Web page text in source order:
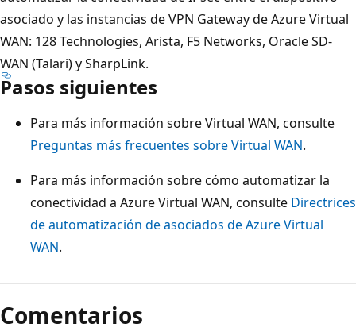
asociado y las instancias de VPN Gateway de Azure Virtual
WAN: 128 Technologies, Arista, F5 Networks, Oracle SD-
WAN (Talari) y SharpLink.
Pasos siguientes
Para más información sobre Virtual WAN, consulte
Preguntas más frecuentes sobre Virtual WAN.
Para más información sobre cómo automatizar la
conectividad a Azure Virtual WAN, consulte Directrices
de automatización de asociados de Azure Virtual
WAN.
Comentarios